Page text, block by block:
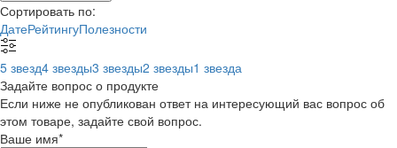
Сортировать по:
ДатеРейтингуПолезности
5 звезд4 звезды3 звезды2 звезды1 звезда
Задайте вопрос о продукте
Если ниже не опубликован ответ на интересующий вас вопрос об
этом товаре, задайте свой вопрос.
Ваше имя*